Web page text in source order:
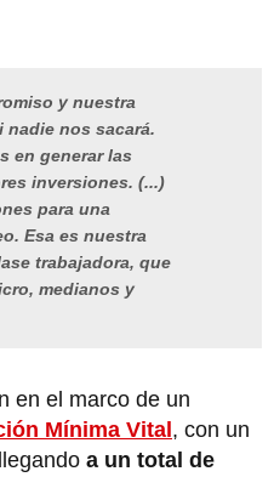
y nuestra
nadie nos sacará.
en generar las
inversiones. (...)
para una
Esa es nuestra
trabajadora, que
medianos y
en el marco de un
Mínima Vital , con un
a un total de